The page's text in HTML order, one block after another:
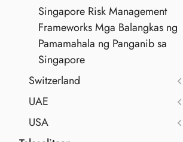
Singapore Risk Management
Frameworks Mga Balangkas ng
Pamamahala ng Panganib sa
Singapore
Switzerland
UAE
USA